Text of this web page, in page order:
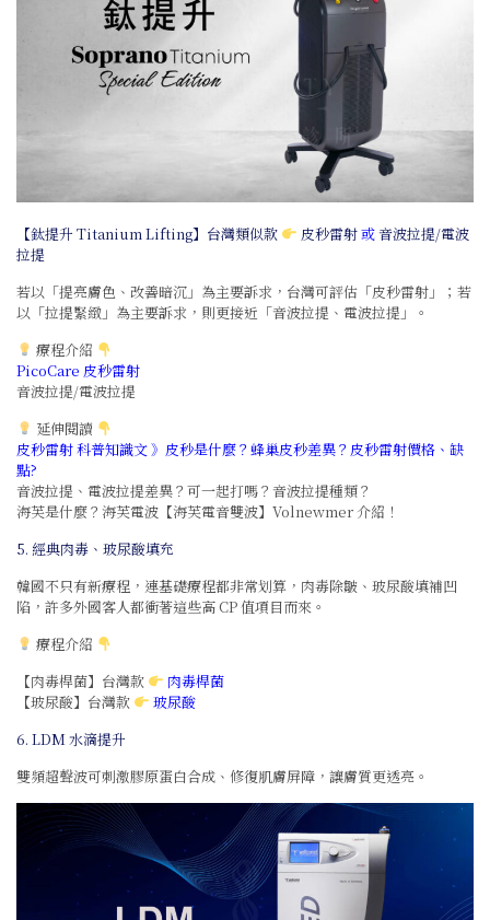
【鈦提升 Titanium Lifting】台灣類似款 皮秒雷射或音波拉提/電波
拉提
若以「提亮膚色、改善暗沉」為主要訴求，台灣可評估「皮秒雷射」；若
以「拉提緊緻」為主要訴求，則更接近「音波拉提、電波拉提」。
療程介紹
PicoCare 皮秒雷射
音波拉提/電波拉提
延伸閱讀
皮秒雷射 科普知識文 》皮秒是什麼？蜂巢皮秒差異？皮秒雷射價格、缺
點?
音波拉提、電波拉提差異？可一起打嗎？音波拉提種類？
海芙是什麼？海芙電波【海芙電音雙波】Volnewmer 介紹！
5. 經典肉毒、玻尿酸填充
韓國不只有新療程，連基礎療程都非常划算，肉毒除皺、玻尿酸填補凹
陷，許多外國客人都衝著這些高 CP 值項目而來。
療程介紹
【肉毒桿菌】台灣款
肉毒桿菌
【玻尿酸】台灣款
玻尿酸
6. LDM 水滴提升
雙頻超聲波可刺激膠原蛋白合成、修復肌膚屏障，讓膚質更透亮。